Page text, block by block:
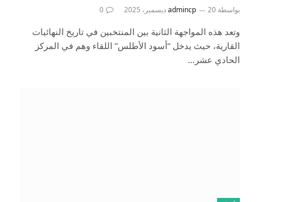
بواسطة admincp 20 ديسمبر، 2025 0
وتعد هذه المواجهة الثانية بين المنتخبين في تاريخ النهائيات
القارية، حيث يدخل “أسود الأطلس” اللقاء وهم في المركز
الحادي عشر…